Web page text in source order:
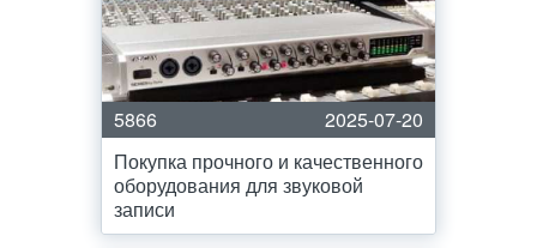
5866
2025-07-20
Покупка прочного и качественного
оборудования для звуковой
записи